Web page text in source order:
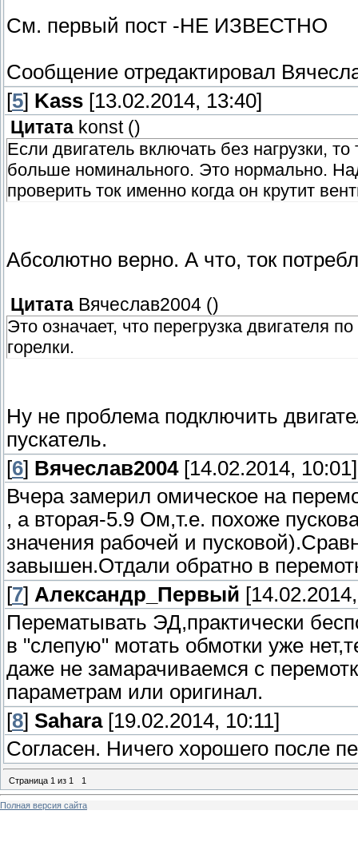
См. первый пост -НЕ ИЗВЕСТНО
Сообщение отредактировал
[5] Kass [13.02.2014, 13:40]
Цитата konst()
Если двигатель включать без нагрузки,
больше номинального. Это нормально.
проверить ток именно когда он крутит
Абсолютно верно. А что, ток
Цитата Вячеслав2004 ()
Это означает, что перегрузка двигателя
горелки.
Ну не проблема подключить
пускатель.
[6] Вячеслав2004[14.02.2014, 10:01]
Вчера замерил омическое на
, а вторая-5.9 Ом,т.е. похоже
значения рабочей и
завышен.Отдали обратно в
[7] Александр_Первый
Перематывать ЭД,практически
в "слепую" мотать обмотки уже
даже не замарачиваемся с
параметрам или оригинал.
[8] Sahara[19.02.2014, 10:11]
Согласен. Ничего хорошего после
Страница 1 из 1 1
Полная версия сайта